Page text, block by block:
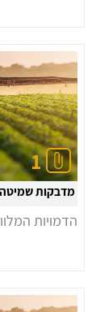
1
מדבקות שמיטה
הדמויות